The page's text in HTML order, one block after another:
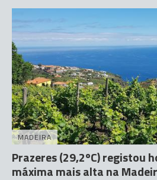
MADEIRA
Prazeres (29,2ºC) registou
máxima mais alta na